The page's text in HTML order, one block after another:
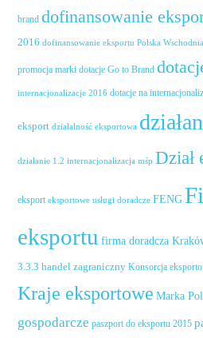
brand dofinansowanie
2016 dofinansowanie eksportu Polska Wschodnia
promocja marki dotacje Go to Brand
internacjonalizacje 2016 dotacje na
eksport działalność eksportowa
działanie 1.2 internacjonalizacja mśp Dział
eksport eksportowe usługi doradcze FENG
eksportu firma doradcza
3.3.3 handel zagraniczny Konsorcja
Kraje eksportowe Marka
gospodarcze paszport do eksportu 2015